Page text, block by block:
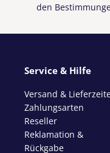
den
Service & Hilfe
Versand &
Zahlungsarten
Reseller
Reklamation &
Rückgabe